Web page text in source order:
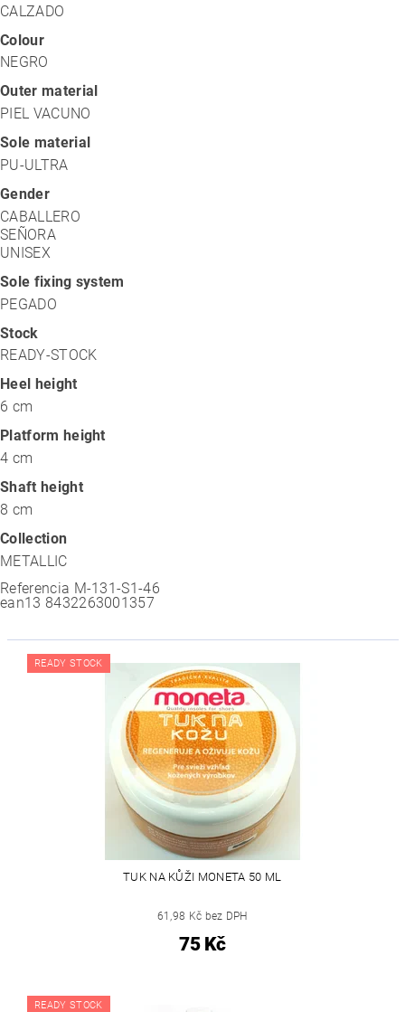
CALZADO
Colour
NEGRO
Outer material
PIEL VACUNO
Sole material
PU-ULTRA
Gender
CABALLERO
SEÑORA
UNISEX
Sole fixing system
PEGADO
Stock
READY-STOCK
Heel height
6 cm
Platform height
4 cm
Shaft height
8 cm
Collection
METALLIC
Referencia M-131-S1-46
ean13 8432263001357
READY STOCK
TUK NA KŮŽI MONETA 50 ML
61,98 Kč bez DPH
75 Kč
READY STOCK